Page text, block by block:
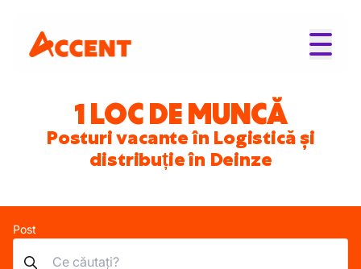
1 LOC DE MUNCĂ
Posturi vacante în Logistică și
distribuție în Deinze
Post